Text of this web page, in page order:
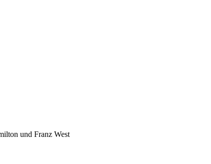
und Franz West